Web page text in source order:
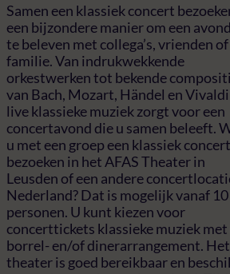
Samen een klassiek concert
een bijzondere manier om een
te beleven met collega’s, vrienden of
familie. Van indrukwekkende
orkestwerken tot bekende
van Bach, Mozart, Händel en
live klassieke muziek zorgt voor een
concertavond die u samen beleeft.
u met een groep een klassiek concert
bezoeken in het AFAS Theater in
Leusden of een andere
Nederland? Dat is mogelijk vanaf 10
personen. U kunt kiezen voor
concerttickets klassieke muziek met
borrel- en/of dinerarrangement. Het
theater is goed bereikbaar en